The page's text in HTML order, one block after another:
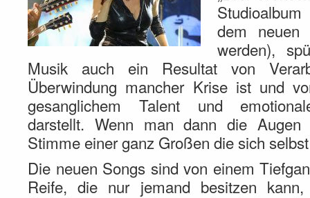
dem
werden),
Musik auch ein Resultat von
Überwindung mancher Krise ist und
gesanglichem Talent und
darstellt. Wenn man dann die
Stimme einer ganz Großen die sich
Die neuen Songs sind von einem
Reife, die nur jemand besitzen